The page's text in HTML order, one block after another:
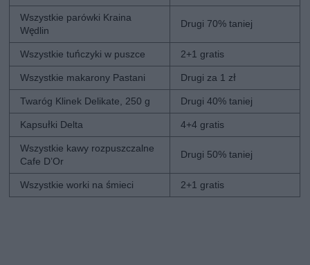
Wszystkie parówki Kraina
Wędlin
Drugi 70% taniej
Wszystkie tuńczyki w puszce 2+1 gratis
Wszystkie makarony Pastani Drugi za 1 zł
Twaróg Klinek Delikate, 250 g Drugi 40% taniej
Kapsułki Delta 4+4 gratis
Wszystkie kawy rozpuszczalne
Cafe D’Or
Drugi 50% taniej
Wszystkie worki na śmieci 2+1 gratis